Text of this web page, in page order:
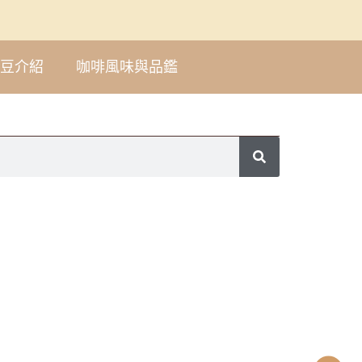
介紹 咖啡風味與品鑑